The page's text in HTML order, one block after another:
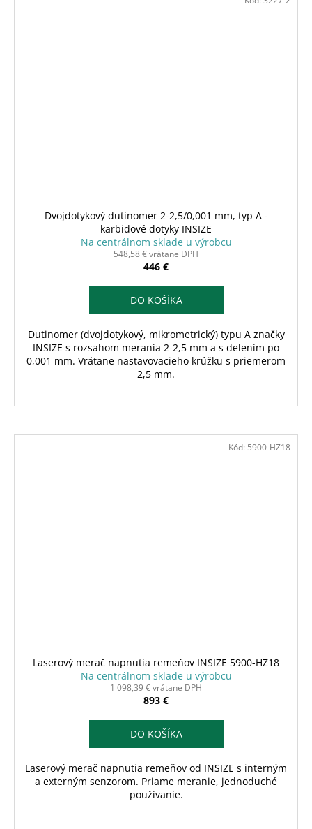
Dvojdotykový dutinomer 2-2,5/0,001 mm, typ A -
karbidové dotyky INSIZE
Na centrálnom sklade u výrobcu
548,58 € vrátane DPH
446 €
DO KOŠÍKA
Dutinomer (dvojdotykový, mikrometrický) typu A značky
INSIZE s rozsahom merania 2-2,5 mm a s delením po
0,001 mm. Vrátane nastavovacieho krúžku s priemerom
2,5 mm.
Laserový merač napnutia remeňov INSIZE 5900-HZ18
Na centrálnom sklade u výrobcu
1 098,39 € vrátane DPH
893 €
DO KOŠÍKA
Laserový merač napnutia remeňov od INSIZE s interným
a externým senzorom. Priame meranie, jednoduché
používanie.
Kód: 5900-HZ18